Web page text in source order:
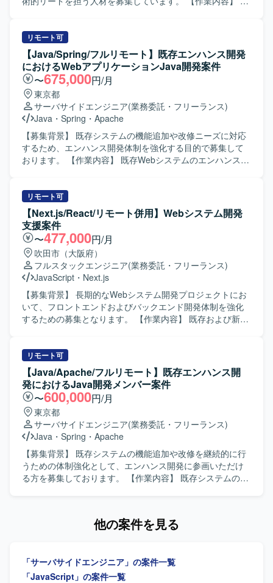
す。
だきます。CTOやVPoEと連携しながら、開発組織および
様々なプロダクトの技術的課題を特定・解決していきま
す。事業計画フェーズから全社横断プロジェクトや新規事
業の立ち上げを支援し、アーキテクチャレビューや技術的
課題の解決を通じて各事業部を支援します。インフラ、ア
プリケーション両面からモダン化を推進し、生産性向上と
リスク軽減を図るほか、開発組織の課題解決、エンジニア
の育成や採用支援にも関わっていただきます。 【求める人
物像】 複数プロダクトや組織を横断して技術課題に向き合
い、自ら課題を設定しながら関係者を巻き込んで計画を遂
行できる方を求めています。新旧さまざまなシステムへの
奇心を持って取り組める方が望ましいです。テスト駆動開
発やモダンアーキテクチャに関心があり、長期的な視点で
開発組織とプロダクトの成長にコミットいただける方を歓
迎いたします。 【ポジションの魅力】 CTOやVPoEと近い
立場で、全社横断の技術戦略やプロジェクトに深く関わる
ことができます。新規事業の立ち上げから既存プロダクト
のモダン化まで幅広いテーマに携わることで、技術・組織
の両面で成長できる環境です。単一プロダクトに留まら
ず、多様な領域のプロジェクトに関わることで、アーキテ
クトやテックリードとしての経験値を高めていただけま
す。 【開発環境】 Go、Next.js、MySQL（Spannerを含
だけます。
リモート可
【Java/Spring/フルリモート】既存エンハンス開発
におけるWebアプリケーションJava開発案件
〜675,000円/月
東京都
サーバサイドエンジニア(業務委託・フリーランス)
Java ・ Spring ・ Apache
【募集背景】 既存システムの機能追加や改修ニーズに対応
するため、エンハンス開発体制を強化する目的で募集して
おります。 【作業内容】 既存Webシステムのエンハンス開
に、ApacheやRDBを考慮した設計・実装、他者成果物のレ
ビュー、課題やリスクの抽出と改善推進などを行っていた
だきます。また、生成AIを活用した業務効率化も適宜検討
しながら進めていただきます。 【求める人物像】 自発的に
課題やリスクを発見し、関係者を巻き込みながら解決に動
ける方を求めております。顧客に対して分かりやすく説明
できるコミュニケーション力を持ち、新しい領域にも主体
的にキャッチアップできる方にご活躍いただきたいと考え
ております。 【ポジションの魅力】 既存システムのエンハ
ンス開発を通じて、上流からテストまで一貫したWebアプ
リケーション開発経験を積むことができます。他者成果物
できます。生成AIを活用した新しい開発スタイルにチャレ
ンジできる環境です。 【開発環境】 Javaを中心としたWeb
アプリケーション開発環境のもと、ApacheやRDBを利用し
たシステムの機能追加・改修を行っております。Spring系
フレームワークなどを用いた開発スタイルに触れる機会も
ございます。
リモート可
【Next.js/React/リモート併用】Webシステム開発
支援案件
〜477,000円/月
吹田市（大阪府）
フルスタックエンジニア(業務委託・フリーランス)
JavaScript ・ Next.js
【募集背景】 長期的なWebシステム開発プロジェクトにお
いて、フロントエンドおよびバックエンド開発体制を強化
するための募集となります。 【作業内容】 既存および新規
いたWebアプリケーション開発を行っていただき、API連携
や画面とのデータ連携も実装いただきます。Gitを用いたチ
ーム開発プロセスに参加し、コードレビューやブランチ運
用ルールに沿った開発を行います。Dockerを利用した開発
環境の構築やコンテナベースでの動作確認も実施いただき
ます。仕様駆動開発やAI駆動開発の考え方を取り入れなが
ら、AI活用を意識した設計・実装にも携わっていただきま
す。 【求める人物像】 フロントエンドとバックエンドの両
面で主体的に開発を進められる方を求めています。チーム
メンバーとのコミュニケーションを大切にしながら、Gitを
前提とした開発フローに順応できる方を歓迎いたします。
合わせたWebシステム開発に継続的に関わることで、フロ
AI駆動開発に関する知見を深められる点も特徴となりま
す。長期的な参画を通じて、仕様検討から実装・改善まで
リモート可
【Java/Apache/フルリモート】既存エンハンス開
発におけるJava開発メンバー案件
〜600,000円/月
東京都
サーバサイドエンジニア(業務委託・フリーランス)
Java ・ Spring ・ Apache
【募集背景】 既存システムの機能追加や改修を継続的に行
うための体制強化として、エンハンス開発に参画いただけ
る方を募集しております。 【作業内容】 既存システムのエ
能動的なコミュニケーションや課題解決を行いながら、生
【求める人物像】 指示待ちではなく、自発的に発信や議論
ができるマインドをお持ちの方を求めております。課題や
他の案件を見る
「サーバサイドエンジニア」の案件一覧
「JavaScript」の案件一覧